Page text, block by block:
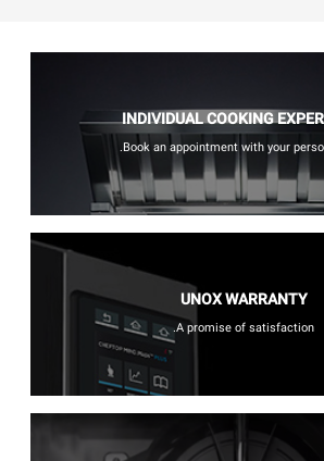
INDIVIDUAL COOKING
Book an appointment with your
UNOX WARRANTY
A promise of satisfaction.